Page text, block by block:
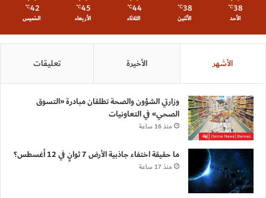
38
℃
الأحد
38
℃
الأثنين
44
℃
الثلاثاء
45
℃
الأربعاء
42
℃
الخميس
الأشهر الأخيرة تعليقات
وزارتي الشؤون والصحة تطلقان مبادرة «التسوق
الصحي» في التعاونيات
منذ 16 ساعة
ما حقيقة اختفاء جاذبية الأرض 7 ثوانٍ في 12 أغسطس؟
منذ 17 ساعة